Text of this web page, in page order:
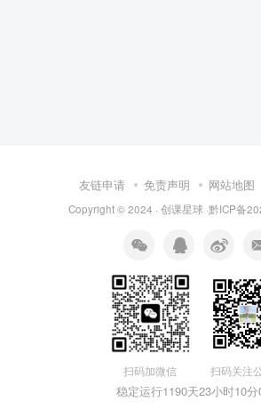
友链申请 免责声明 网站地图
Copyright © 2024 · 创课星球 ·黔ICP备
扫码加微信 扫码关注
稳定运行1190天23小时10